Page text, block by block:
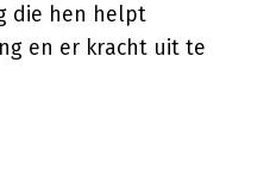
die hen helpt
en er kracht uit te